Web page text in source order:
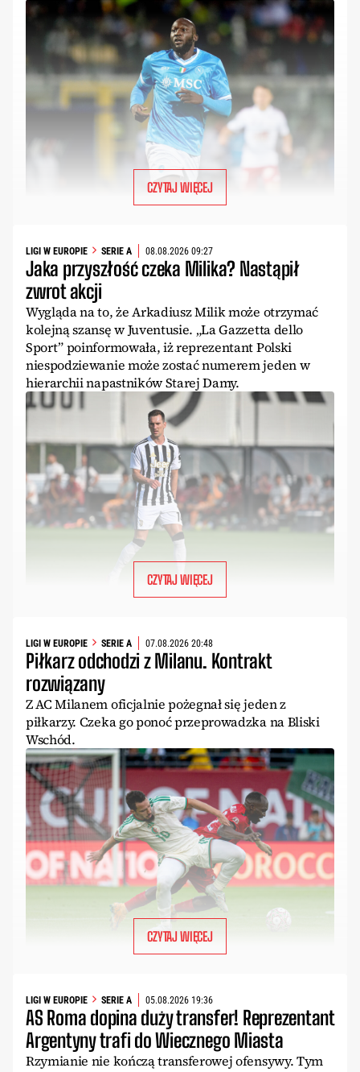
CZYTAJ WIĘCEJ
LIGI W EUROPIE SERIE A 08.08.2026 09:27
Jaka przyszłość czeka Milika? Nastąpił
zwrot akcji
Wygląda na to, że Arkadiusz Milik może otrzymać
kolejną szansę w Juventusie. „La Gazzetta dello
Sport” poinformowała, iż reprezentant Polski
niespodziewanie może zostać numerem jeden w
hierarchii napastników Starej Damy.
CZYTAJ WIĘCEJ
LIGI W EUROPIE SERIE A 07.08.2026 20:48
Piłkarz odchodzi z Milanu. Kontrakt
rozwiązany
Z AC Milanem oficjalnie pożegnał się jeden z
piłkarzy. Czeka go ponoć przeprowadzka na Bliski
Wschód.
CZYTAJ WIĘCEJ
LIGI W EUROPIE SERIE A 05.08.2026 19:36
AS Roma dopina duży transfer! Reprezentant
Argentyny trafi do Wiecznego Miasta
Rzymianie nie kończą transferowej ofensywy. Tym